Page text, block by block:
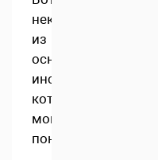
некоторые
из
основных
инструментов,
которые
могут
понадобиться: